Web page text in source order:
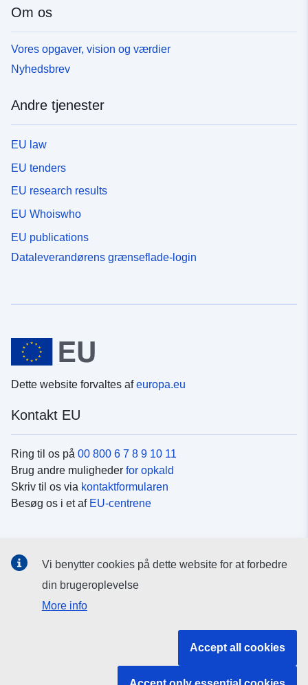
Om os
Vores opgaver, vision og værdier
Nyhedsbrev
Andre tjenester
EU law
EU tenders
EU research results
EU Whoiswho
EU publications
Dataleverandørens grænseflade-login
Dette website forvaltes afeuropa.eu
Kontakt EU
Ring til os på 00 800 6 7 8 9 10 11
Brug andre muligheder for opkald
Skriv til os via kontaktformularen
Besøg os i et af EU-centrene
Søg efter EU's sider påsociale medier
EU-institutioner og -organer
Vi benytter cookies på dette website for at forbedre
din brugeroplevelse
More info
Accept all cookies